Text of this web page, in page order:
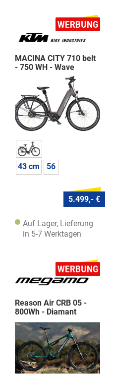
MACINA CITY 710 belt
- 750 WH - Wave
43 cm 56
5.499,- €
Auf Lager, Lieferung
in 5-7 Werktagen
Reason Air CRB 05 -
800Wh - Diamant